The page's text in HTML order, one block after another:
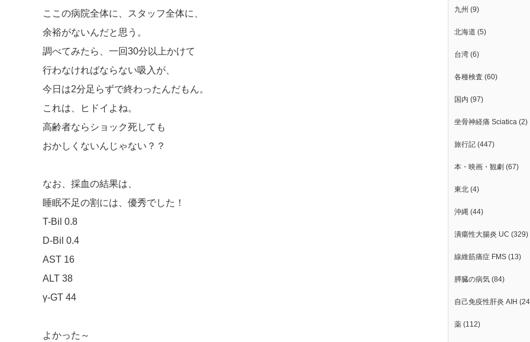
ここの病院全体に、スタッフ全体に、
余裕がないんだと思う。
調べてみたら、一回30分以上かけて
行わなければならない吸入が、
今日は2分足らずで終わったんだもん。
これは、ヒドイよね。
高齢者ならショック死しても
おかしくないんじゃない？？
なお、採血の結果は、
睡眠不足の割には、優秀でした！
T-Bil 0.8
D-Bil 0.4
AST 16
ALT 38
γ-GT 44
よかった～
九州 (9)
北海道 (5)
台湾 (6)
各種検査 (60)
国内 (97)
坐骨神経痛 Sciatica (2)
旅行記 (447)
本・映画・観劇 (67)
東北 (4)
沖縄 (44)
潰瘍性大腸炎 UC (329)
線維筋痛症 FMS (13)
膵臓の病気 (84)
自己免疫性肝炎 AIH
薬 (112)